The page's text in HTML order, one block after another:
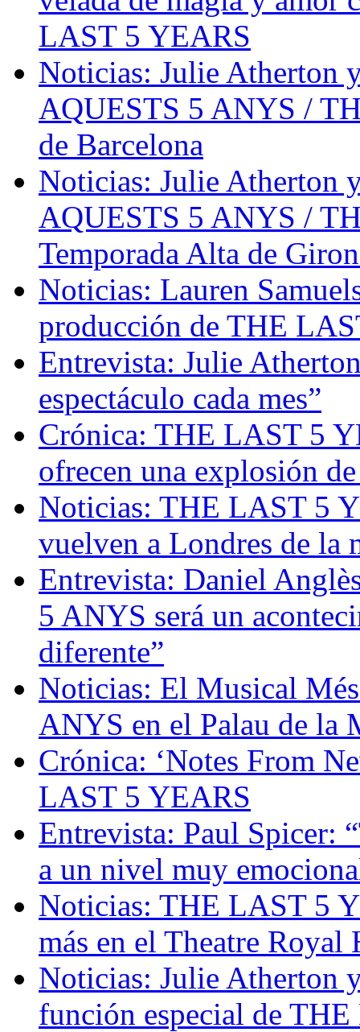
LAST 5 YEARS
Noticias: Julie Atherton
AQUESTS 5 ANYS /
de Barcelona
Noticias: Julie Atherton
AQUESTS 5 ANYS /
Temporada Alta de
Noticias: Lauren
producción de THE
Entrevista: Julie
espectáculo cada mes”
Crónica: THE LAST 5
ofrecen una explosión
Noticias: THE LAST 5
vuelven a Londres de la
Entrevista: Daniel
5 ANYS será un
diferente”
Noticias: El Musical
ANYS en el Palau de la
Crónica: ‘Notes From
LAST 5 YEARS
Entrevista: Paul Spicer:
a un nivel muy
Noticias: THE LAST 5
más en el Theatre Royal
Noticias: Julie Atherton
función especial de